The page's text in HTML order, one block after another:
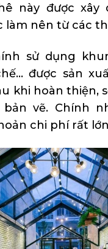
này được xây
làm nên từ các
sử dụng
được sản
khi hoàn thiện,
vẽ. Chính
chi phí rất